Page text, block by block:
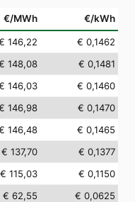
€/MWh €/kWh
146,22
€ 0,1462
148,08
€ 0,1481
146,03
€ 0,1460
146,98
€ 0,1470
146,48
€ 0,1465
€ 137,70
€ 0,1377
€ 115,03
€ 0,1150
€ 62,55
€ 0,0625